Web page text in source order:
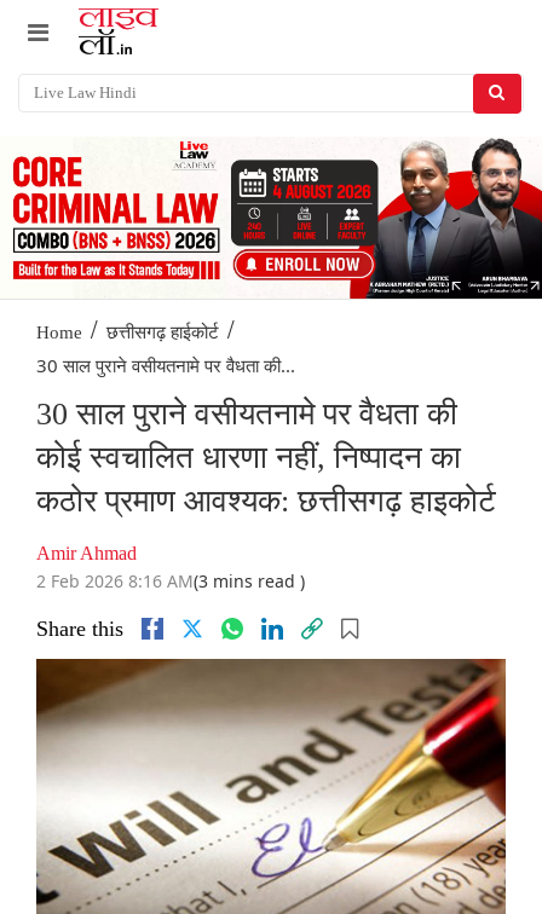
Home / छत्तीसगढ़ हाईकोर्ट /
30 साल पुराने वसीयतनामे पर वैधता की...
30 साल पुराने वसीयतनामे पर वैधता की
कोई स्वचालित धारणा नहीं, निष्पादन का
कठोर प्रमाण आवश्यक: छत्तीसगढ़ हाइकोर्ट
Amir Ahmad
2 Feb 2026 8:16 AM(3 mins read )
Share this